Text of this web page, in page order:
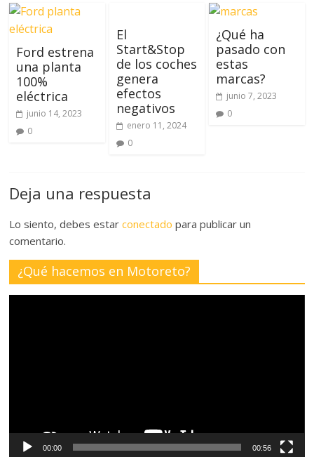
Ford estrena
una planta
100%
eléctrica
junio 14, 2023
0
El
Start&Stop
de los coches
genera
efectos
negativos
enero 11, 2024
0
¿Qué ha
pasado con
estas
marcas?
junio 7, 2023
0
Deja una respuesta
Lo siento, debes estarconectado para publicar un
comentario.
¿Qué hacemos en Motoreto?
00:00 00:56